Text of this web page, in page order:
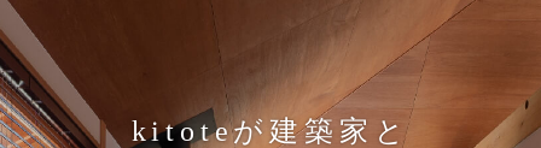
kitoteが建築家と